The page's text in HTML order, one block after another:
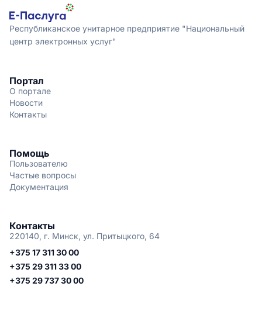
Республиканское унитарное предприятие "Национальный
центр электронных услуг"
Портал
О портале
Новости
Контакты
Помощь
Пользователю
Частые вопросы
Документация
Контакты
220140, г. Минск, ул. Притыцкого, 64
+375 17 311 30 00
+375 29 311 33 00
+375 29 737 30 00